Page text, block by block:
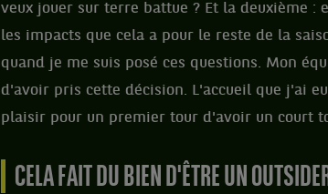
veux jouer sur terre battue ? Et la deuxième :
les impacts que cela a pour le reste de la
quand je me suis posé ces questions. Mon
d'avoir pris cette décision. L'accueil que j'ai
plaisir pour un premier tour d'avoir un court
CELA FAIT DU BIEN D'ÊTRE UN